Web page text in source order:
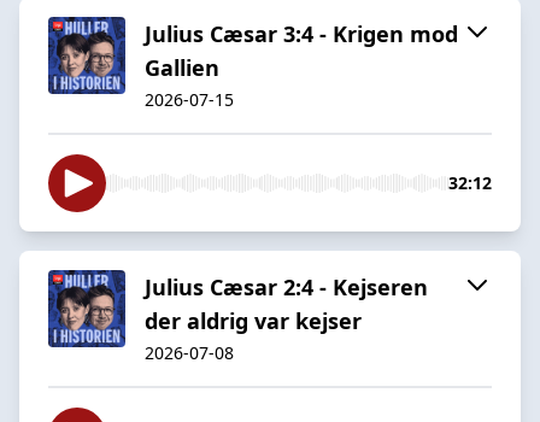
Julius Cæsar 3:4 - Krigen mod
Gallien
2026-07-15
32:12
Julius Cæsar 2:4 - Kejseren
der aldrig var kejser
2026-07-08